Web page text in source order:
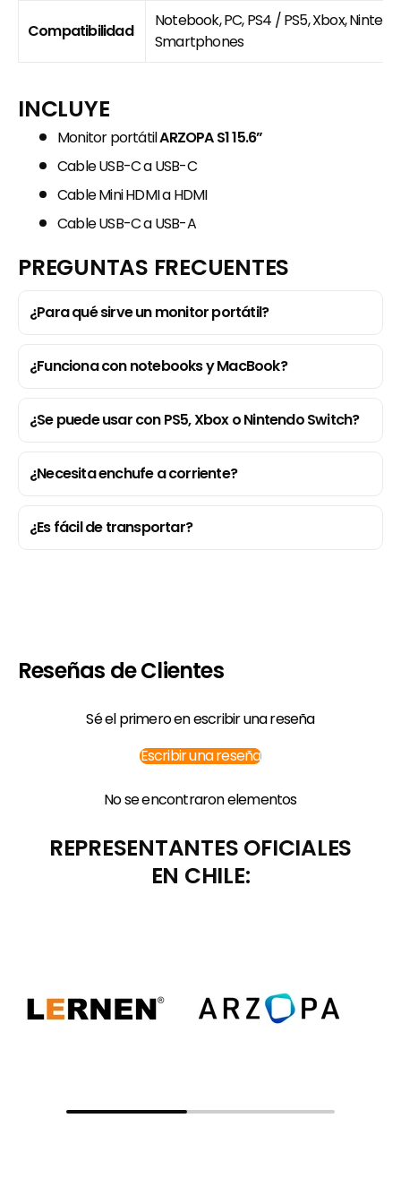
Compatibilidad
Notebook, PC, PS4 / PS5, Xbox,
Smartphones
INCLUYE
Monitor portátilARZOPA S1 15.6”
Cable USB-C a USB-C
Cable Mini HDMI a HDMI
Cable USB-C a USB-A
PREGUNTAS FRECUENTES
¿Para qué sirve un monitor portátil?
¿Funciona con notebooks y MacBook?
¿Se puede usar con PS5, Xbox o Nintendo Switch?
¿Necesita enchufe a corriente?
¿Es fácil de transportar?
Reseñas de Clientes
Sé el primero en escribir una reseña
Escribir una reseña
No se encontraron elementos
REPRESENTANTES OFICIALES
EN CHILE: